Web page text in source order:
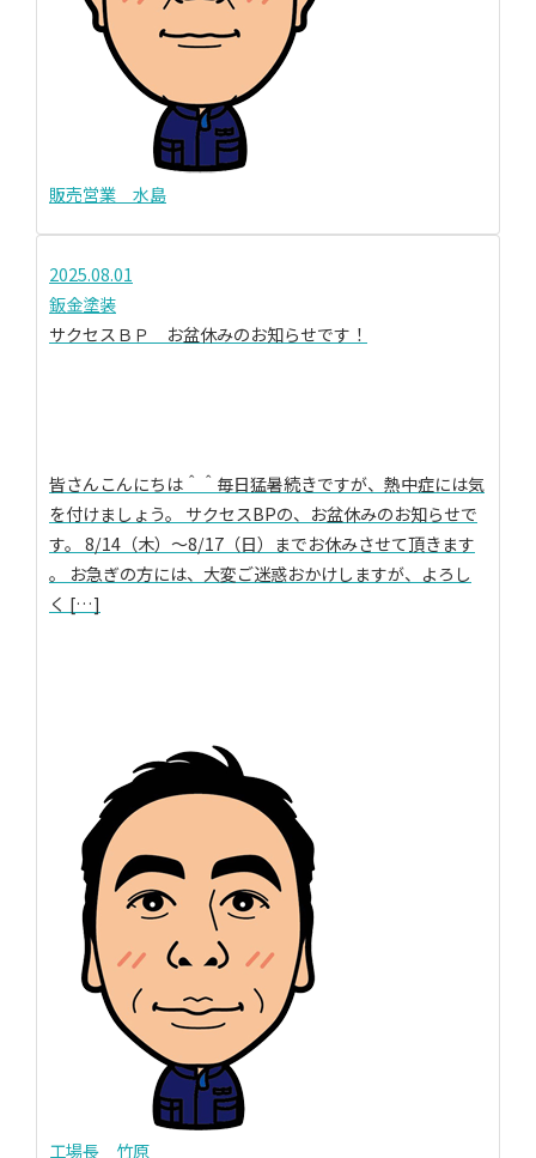
販売営業 水島
2025.08.01
鈑金塗装
サクセスＢＰ お盆休みのお知らせです！
皆さんこんにちは＾＾毎日猛暑続きですが、熱中症には気
を付けましょう。 サクセスBPの、お盆休みのお知らせで
す。 8/14（木）～8/17（日）までお休みさせて頂きます
。 お急ぎの方には、大変ご迷惑おかけしますが、よろし
く […]
工場長 竹原